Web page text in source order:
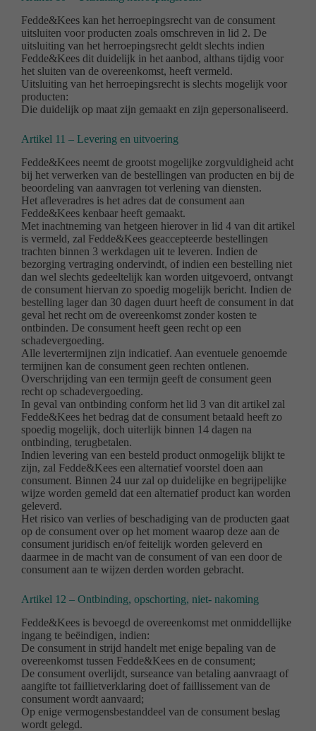
Fedde&Kees kan het herroepingsrecht van de consument
uitsluiten voor producten zoals omschreven in lid 2. De
uitsluiting van het herroepingsrecht geldt slechts indien
Fedde&Kees dit duidelijk in het aanbod, althans tijdig voor
het sluiten van de overeenkomst, heeft vermeld.
Uitsluiting van het herroepingsrecht is slechts mogelijk voor
producten:
Die duidelijk op maat zijn gemaakt en zijn gepersonaliseerd.
Artikel 11 – Levering en uitvoering
Fedde&Kees neemt de grootst mogelijke zorgvuldigheid acht
bij het verwerken van de bestellingen van producten en bij de
beoordeling van aanvragen tot verlening van diensten.
Het afleveradres is het adres dat de consument aan
Fedde&Kees kenbaar heeft gemaakt.
Met inachtneming van hetgeen hierover in lid 4 van dit artikel
is vermeld, zal Fedde&Kees geaccepteerde bestellingen
trachten binnen 3 werkdagen uit te leveren. Indien de
bezorging vertraging ondervindt, of indien een bestelling niet
dan wel slechts gedeeltelijk kan worden uitgevoerd, ontvangt
de consument hiervan zo spoedig mogelijk bericht. Indien de
bestelling lager dan 30 dagen duurt heeft de consument in dat
geval het recht om de overeenkomst zonder kosten te
ontbinden. De consument heeft geen recht op een
schadevergoeding.
Alle levertermijnen zijn indicatief. Aan eventuele genoemde
termijnen kan de consument geen rechten ontlenen.
Overschrijding van een termijn geeft de consument geen
recht op schadevergoeding.
In geval van ontbinding conform het lid 3 van dit artikel zal
Fedde&Kees het bedrag dat de consument betaald heeft zo
spoedig mogelijk, doch uiterlijk binnen 14 dagen na
ontbinding, terugbetalen.
Indien levering van een besteld product onmogelijk blijkt te
zijn, zal Fedde&Kees een alternatief voorstel doen aan
consument. Binnen 24 uur zal op duidelijke en begrijpelijke
wijze worden gemeld dat een alternatief product kan worden
geleverd.
Het risico van verlies of beschadiging van de producten gaat
op de consument over op het moment waarop deze aan de
consument juridisch en/of feitelijk worden geleverd en
daarmee in de macht van de consument of van een door de
consument aan te wijzen derden worden gebracht.
Artikel 12 – Ontbinding, opschorting, niet- nakoming
Fedde&Kees is bevoegd de overeenkomst met onmiddellijke
ingang te beëindigen, indien:
De consument in strijd handelt met enige bepaling van de
overeenkomst tussen Fedde&Kees en de consument;
De consument overlijdt, surseance van betaling aanvraagt of
aangifte tot faillietverklaring doet of faillissement van de
consument wordt aanvaard;
Op enige vermogensbestanddeel van de consument beslag
wordt gelegd.